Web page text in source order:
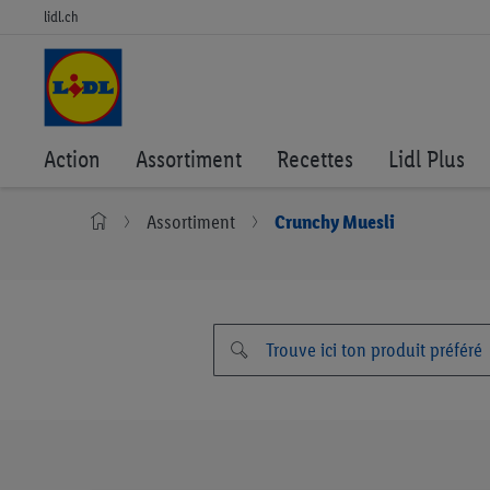
lidl.ch
Action Assortiment Recettes Lidl Plus
Assortiment Crunchy Muesli